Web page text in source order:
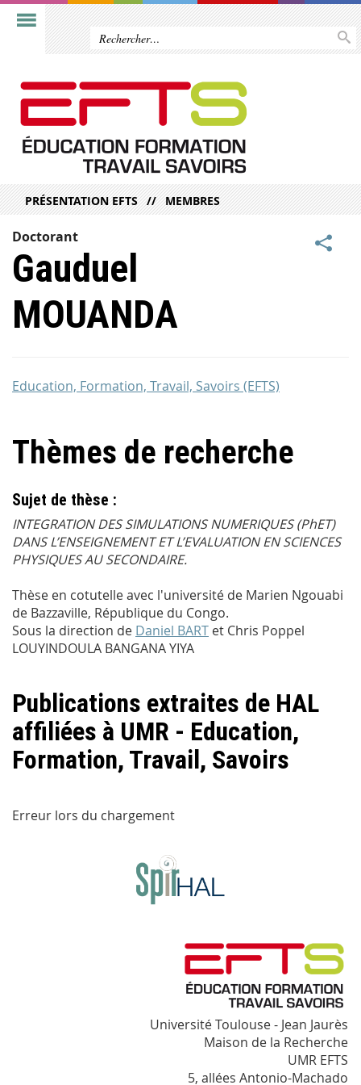
PRÉSENTATION EFTS MEMBRES
Doctorant
Gauduel
MOUANDA
Education, Formation, Travail, Savoirs (EFTS)
Thèmes de recherche
Sujet de thèse :
INTEGRATION DES SIMULATIONS NUMERIQUES (PhET)
DANS L’ENSEIGNEMENT ET L’EVALUATION EN SCIENCES
PHYSIQUES AU SECONDAIRE.
Thèse en cotutelle avec l'université de Marien Ngouabi
de Bazzaville, République du Congo.
Sous la direction de Daniel BART et Chris Poppel
LOUYINDOULA BANGANA YIYA
Publications extraites de HAL
affiliées à UMR - Education,
Formation, Travail, Savoirs
Erreur lors du chargement
Université Toulouse - Jean Jaurès
Maison de la Recherche
UMR EFTS
5, allées Antonio-Machado